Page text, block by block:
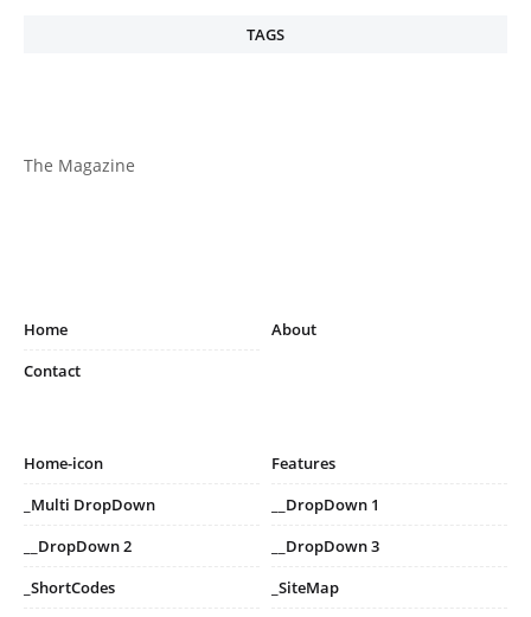
TAGS
The Magazine
Home
About
Contact
Home-icon
Features
_Multi DropDown
__DropDown 1
__DropDown 2
__DropDown 3
_ShortCodes
_SiteMap